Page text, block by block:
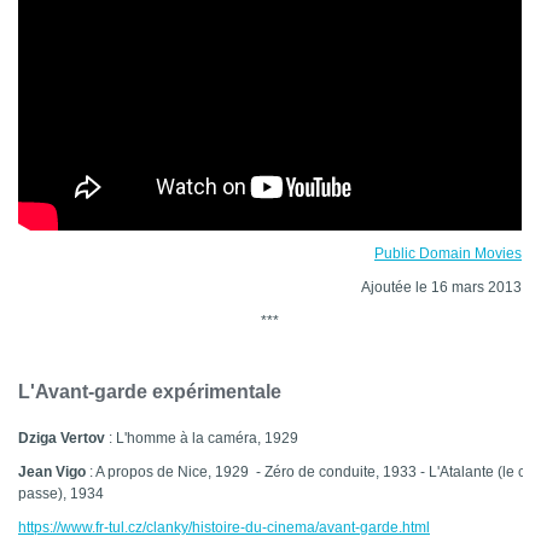
Public Domain Movies
Ajoutée le 16 mars 2013
***
L'Avant-garde expérimenta le
Dziga Vertov : L'homme à la caméra, 1929
Jean Vigo : A propos de Nice, 1929 - Zéro de conduite, 1933 - L'Atalante (le
passe), 1934
https://www.fr-tul.cz/clanky/histoire-du-cinema/avant-garde.html